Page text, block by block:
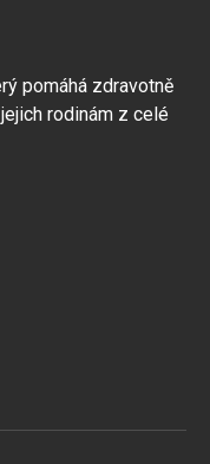
pomáhá zdravotně
rodinám z celé